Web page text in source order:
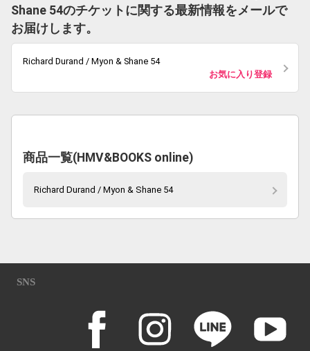
Shane 54のチケットに関する最新情報をメールで
お届けします。
Richard Durand / Myon & Shane 54
お気に入り登録
商品一覧(HMV&BOOKS online)
Richard Durand / Myon & Shane 54
SNS